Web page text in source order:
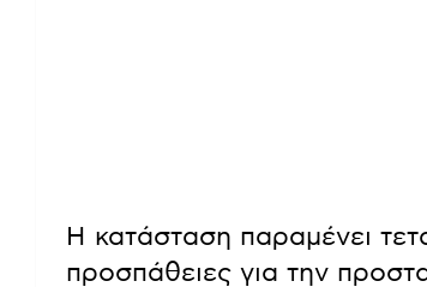
Η κατάσταση παραμένει
προσπάθειες για την